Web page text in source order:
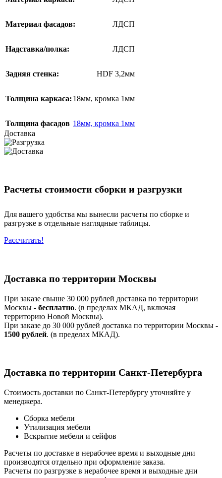
Материал фасадов: ЛДСП
Надставка/полка: ЛДСП
Задняя стенка: HDF 3,2мм
Толщина каркаса: 18мм, кромка 1мм
Толщина фасадов 18мм, кромка 1мм
Доставка
Расчеты стоимости сборки и разгрузки
Для вашего удобства мы вынесли расчеты по сборке и
разгрузке в отдельные наглядные таблицы.
Рассчитать!
Доставка по территории Москвы
При заказе свыше 30 000 рублей доставка по территории
Москвы - бесплатно. (в пределах МКАД, включая
территорию Новой Москвы).
При заказе до 30 000 рублей доставка по территории Москвы -
1500 рублей. (в пределах МКАД).
Доставка по территории Санкт-Петербурга
Стоимость доставки по Санкт-Петербургу уточняйте у
менеджера.
Сборка мебели
Утилизация мебели
Вскрытие мебели и сейфов
Расчеты по доставке в нерабочее время и выходные дни
производятся отдельно при оформление заказа.
Расчеты по разгрузке в нерабочее время и выходные дни